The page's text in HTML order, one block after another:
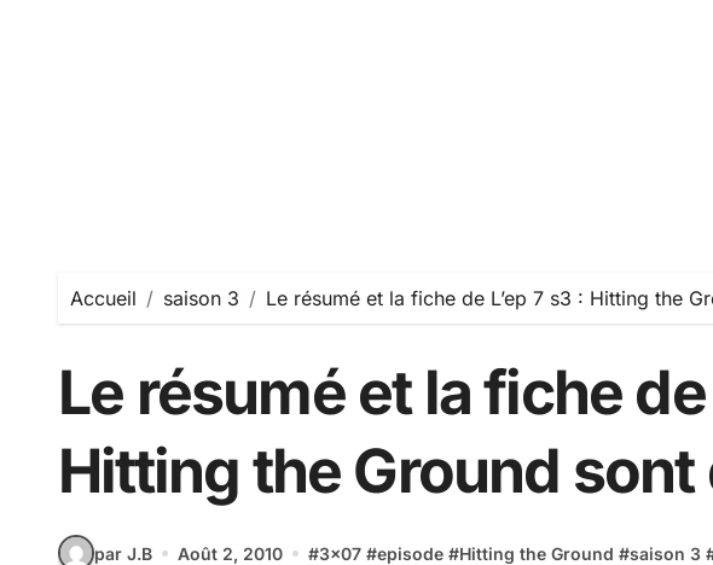
Accueil saison 3 Le résumé et la fiche de L’ep 7 s3 : Hitting the
Le résumé et la fiche de
Hitting the Ground
par J.B Août 2, 2010 #3x07 #episode #Hitting the Ground #saison 3